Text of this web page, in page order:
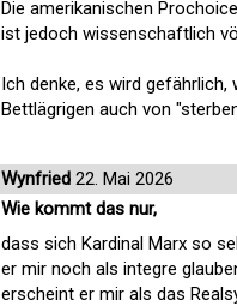
Die amerikanischen
ist jedoch wissenschaftlich
Ich denke, es wird
Bettlägrigen auch von
Wynfried 22. Mai 2026
Wie kommt das nur,
dass sich Kardinal Marx so
er mir noch als integre
erscheint er mir als das